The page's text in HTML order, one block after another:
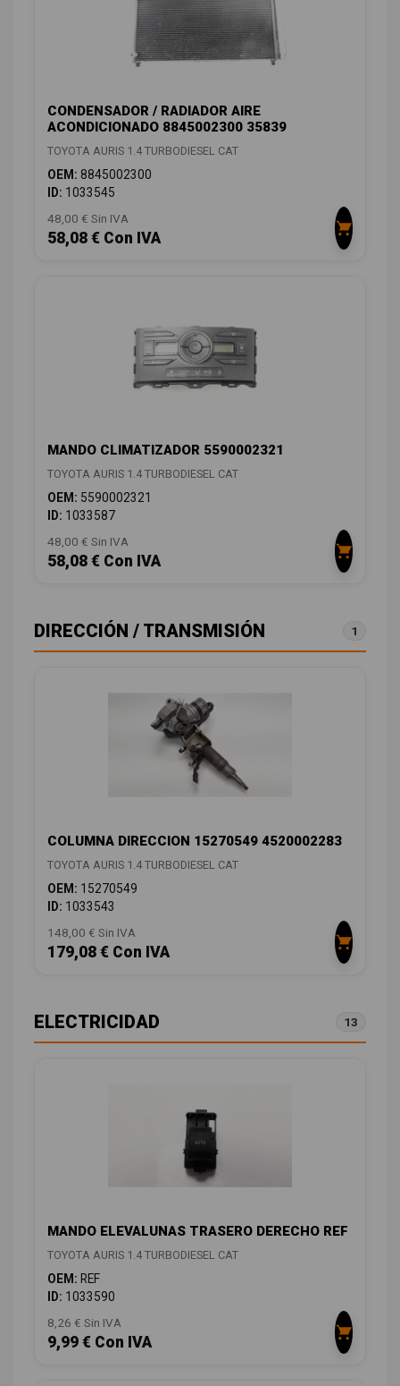
CONDENSADOR / RADIADOR AIRE
ACONDICIONADO 8845002300 35839
TOYOTA AURIS 1.4 TURBODIESEL CAT
OEM: 8845002300
ID: 1033545
48,00 € Sin IVA
58,08 € Con IVA
MANDO CLIMATIZADOR 5590002321
TOYOTA AURIS 1.4 TURBODIESEL CAT
OEM: 5590002321
ID: 1033587
48,00 € Sin IVA
58,08 € Con IVA
DIRECCIÓN / TRANSMISIÓN 1
COLUMNA DIRECCION 15270549 4520002283
TOYOTA AURIS 1.4 TURBODIESEL CAT
OEM: 15270549
ID: 1033543
148,00 € Sin IVA
179,08 € Con IVA
ELECTRICIDAD 13
MANDO ELEVALUNAS TRASERO DERECHO REF
TOYOTA AURIS 1.4 TURBODIESEL CAT
OEM: REF
ID: 1033590
8,26 € Sin IVA
9,99 € Con IVA